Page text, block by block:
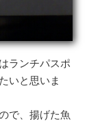
ランチパスポ
いと思いま
で、揚げた魚